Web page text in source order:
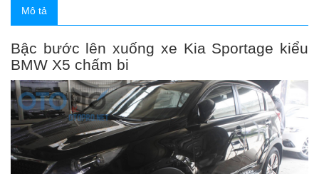
Mô tả
Bậc bước lên xuống xe Kia Sportage kiểu
BMW X5 chấm bi